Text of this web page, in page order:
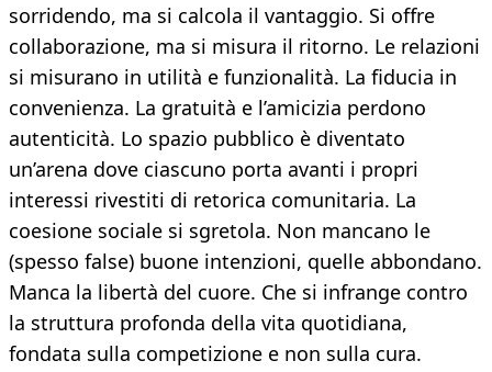
sorridendo, ma si calcola il vantaggio. Si offre
collaborazione, ma si misura il ritorno. Le relazioni
si misurano in utilità e funzionalità. La fiducia in
convenienza. La gratuità e l’amicizia perdono
autenticità. Lo spazio pubblico è diventato
un’arena dove ciascuno porta avanti i propri
interessi rivestiti di retorica comunitaria. La
coesione sociale si sgretola. Non mancano le
(spesso false) buone intenzioni, quelle abbondano.
Manca la libertà del cuore. Che si infrange contro
la struttura profonda della vita quotidiana,
fondata sulla competizione e non sulla cura.